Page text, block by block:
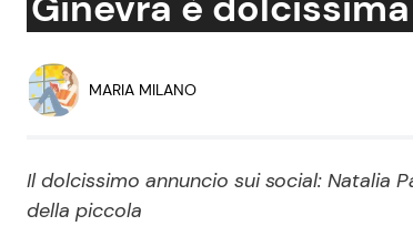
Social News
News dal mondo
MARIA MILANO
Il dolcissimo annuncio sui social: Natalia
della piccola